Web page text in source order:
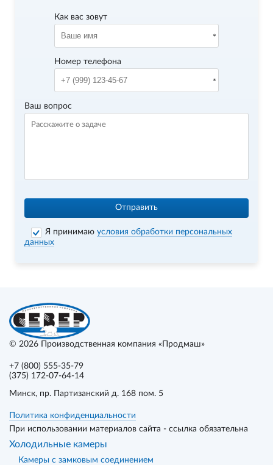
Как вас зовут
Номер телефона
Ваш вопрос
Отправить
Я принимаюусловия обработки персональных
данных
© 2026 Производственная компания «Продмаш»
+7 (800) 555-35-79
(375) 172-07-64-14
Минск, пр. Партизанский д. 168 пом. 5
Политика конфиденциальности
При использовании материалов сайта - ссылка обязательна
Холодильные камеры
Камеры с замковым соединением